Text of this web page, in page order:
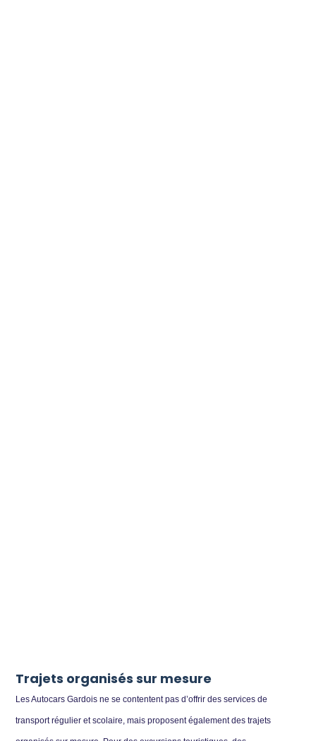
Trajets organisés sur mesure
Les Autocars Gardois ne se contentent pas d’offrir des services de
transport régulier et scolaire, mais proposent également des trajets